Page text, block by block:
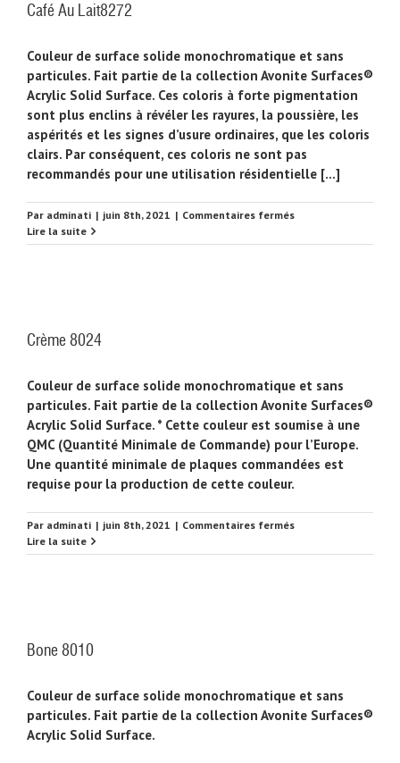
Café Au Lait8272
Couleur de surface solide monochromatique et sans
particules. Fait partie de la collection Avonite Surfaces®
Acrylic Solid Surface. Ces coloris à forte pigmentation
sont plus enclins à révéler les rayures, la poussière, les
aspérités et les signes d’usure ordinaires, que les coloris
clairs. Par conséquent, ces coloris ne sont pas
recommandés pour une utilisation résidentielle [...]
Par adminati | juin 8th, 2021 | Commentaires ferméssur
Au
Lire la suite
Crème 8024
Couleur de surface solide monochromatique et sans
particules. Fait partie de la collection Avonite Surfaces®
Acrylic Solid Surface. * Cette couleur est soumise à une
QMC (Quantité Minimale de Commande) pour l’Europe.
Une quantité minimale de plaques commandées est
requise pour la production de cette couleur.
Par adminati | juin 8th, 2021 | Commentaires ferméssur
8024
Lire la suite
Bone 8010
Couleur de surface solide monochromatique et sans
particules. Fait partie de la collection Avonite Surfaces®
Acrylic Solid Surface.